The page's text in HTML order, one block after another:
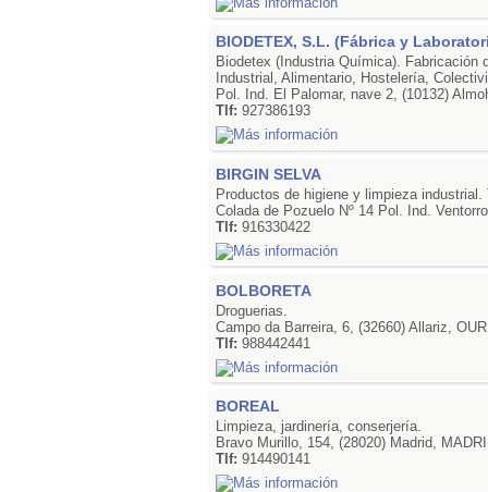
BIODETEX, S.L. (Fábrica y
Biodetex (Industria Química).
Industrial, Alimentario, Hostelería,
Pol. Ind. El Palomar, nave 2, (10132)
Tlf:927386193
BIRGIN SELVA
Productos de higiene y limpieza
Colada de Pozuelo Nº 14 Pol. Ind.
Tlf:916330422
BOLBORETA
Droguerias.
Campo da Barreira, 6, (32660) Allariz,
Tlf:988442441
BOREAL
Limpieza, jardinería, conserjería.
Bravo Murillo, 154, (28020) Madrid,
Tlf:914490141